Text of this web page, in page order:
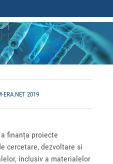
ERA.NET 2019
finanța proiecte
cercetare, dezvoltare si
inclusiv a materialelor